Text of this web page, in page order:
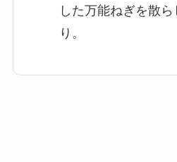
した万能ねぎを散
り。